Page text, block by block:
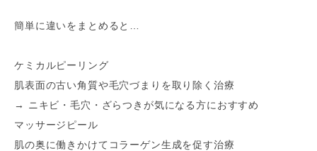
簡単に違いをまとめると…
ケミカルピーリング
肌表面の古い角質や毛穴づまりを取り除く治療
→ ニキビ・毛穴・ざらつきが気になる方におすすめ
マッサージピール
肌の奥に働きかけてコラーゲン生成を促す治療